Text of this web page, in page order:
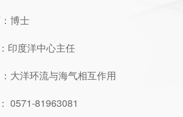
博士
度洋中心主任
大洋环流与海气相互作用
81963081